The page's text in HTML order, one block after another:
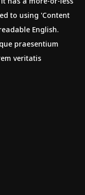
to using 'Content
English.
praesentium
veritatis